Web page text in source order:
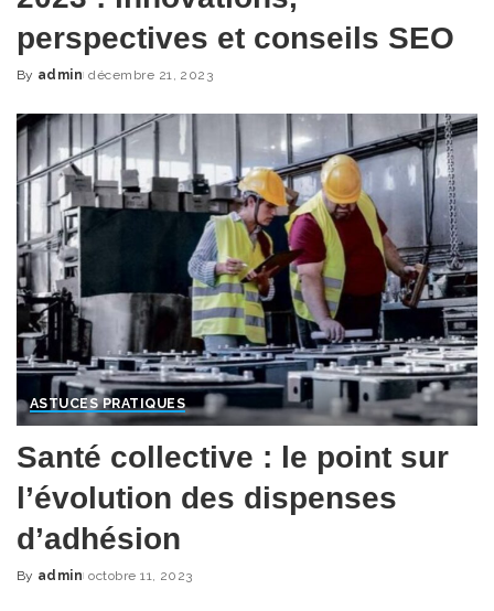
perspectives et conseils SEO
Posted
By admin décembre 21, 2023
ASTUCES PRATIQUES
Santé collective : le point sur
l’évolution des dispenses
d’adhésion
Posted
By admin octobre 11, 2023